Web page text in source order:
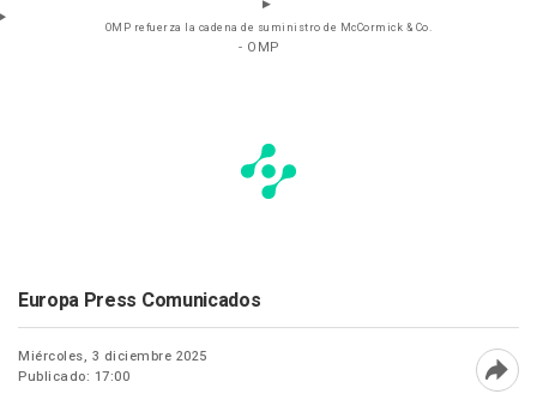
OMP refuerza la cadena de suministro de McCormick & Co.
- OMP
Europa Press Comunicados
Miércoles, 3 diciembre 2025
Publicado: 17:00